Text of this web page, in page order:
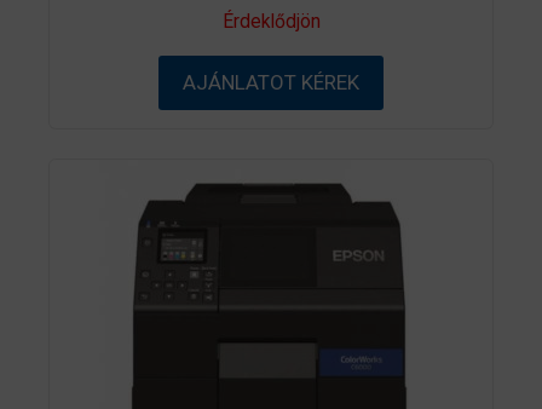
0
a
-
ő
Érdeklődjön
AJÁNLATOT KÉREK